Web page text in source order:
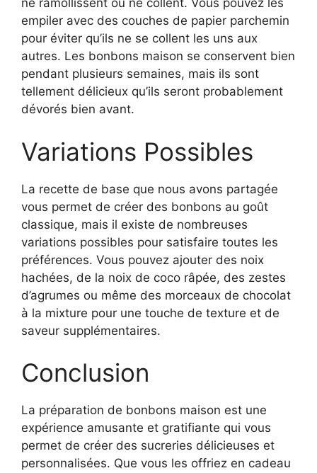
ne ramollissent ou ne collent. Vous pouvez les
empiler avec des couches de papier parchemin
pour éviter qu’ils ne se collent les uns aux
autres. Les bonbons maison se conservent bien
pendant plusieurs semaines, mais ils sont
tellement délicieux qu’ils seront probablement
dévorés bien avant.
Variations Possibles
La recette de base que nous avons partagée
vous permet de créer des bonbons au goût
classique, mais il existe de nombreuses
variations possibles pour satisfaire toutes les
préférences. Vous pouvez ajouter des noix
hachées, de la noix de coco râpée, des zestes
d’agrumes ou même des morceaux de chocolat
à la mixture pour une touche de texture et de
saveur supplémentaires.
Conclusion
La préparation de bonbons maison est une
expérience amusante et gratifiante qui vous
permet de créer des sucreries délicieuses et
personnalisées. Que vous les offriez en cadeau